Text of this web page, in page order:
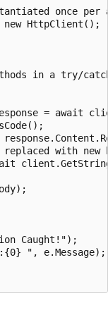
once per
HttpClient();
in a try/
= await
with new
Caught!");
", e.Message);